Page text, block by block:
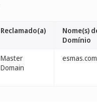
Reclamado(a)
Nome(s)
Domínio
Master
Domain